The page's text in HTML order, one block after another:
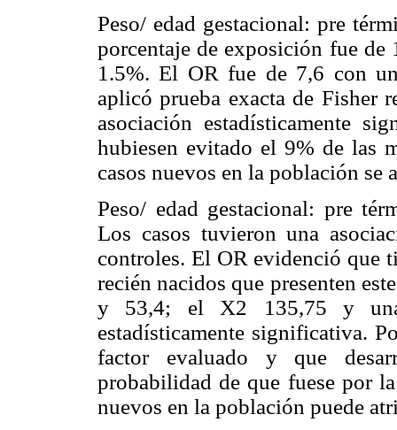
Peso/ edad gestacional: pre
porcentaje de exposición fue
1.5%. El OR fue de 7,6 con
aplicó prueba exacta de Fisher
asociación estadísticamente
hubiesen evitado el 9% de las
casos nuevos en la población se
Peso/ edad gestacional: pre
Los casos tuvieron una
controles. El OR evidenció que
recién nacidos que presenten
y 53,4; el X2 135,75 y una
estadísticamente significativa.
factor evaluado y que
probabilidad de que fuese por
nuevos en la población puede